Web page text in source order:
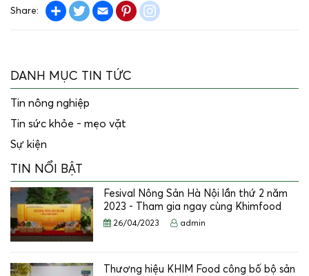
Share: Share TwitterEmail Pinterest
DANH MỤC TIN TỨC
Tin nông nghiệp
Tin sức khỏe - mẹo vặt
Sự kiện
TIN NỔI BẬT
Fesival Nông Sản Hà Nội lần thứ 2 năm
2023 - Tham gia ngay cùng Khimfood
26/04/2023 admin
Thương hiệu KHIM Food công bố bộ sản